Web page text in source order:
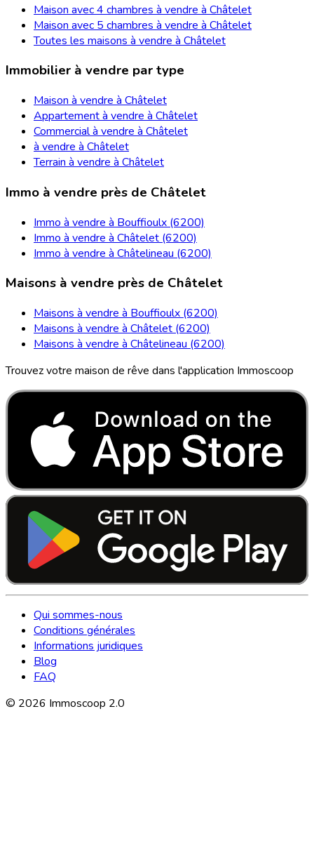
Maison avec 4 chambres à vendre à Châtelet
Maison avec 5 chambres à vendre à Châtelet
Toutes les maisons à vendre à Châtelet
Immobilier à vendre par type
Maison à vendre à Châtelet
Appartement à vendre à Châtelet
Commercial à vendre à Châtelet
à vendre à Châtelet
Terrain à vendre à Châtelet
Immo à vendre près de Châtelet
Immo à vendre à Bouffioulx (6200)
Immo à vendre à Châtelet (6200)
Immo à vendre à Châtelineau (6200)
Maisons à vendre près de Châtelet
Maisons à vendre à Bouffioulx (6200)
Maisons à vendre à Châtelet (6200)
Maisons à vendre à Châtelineau (6200)
Trouvez votre maison de rêve dans l'application Immoscoop
Qui sommes-nous
Conditions générales
Informations juridiques
Blog
FAQ
© 2026 Immoscoop 2.0